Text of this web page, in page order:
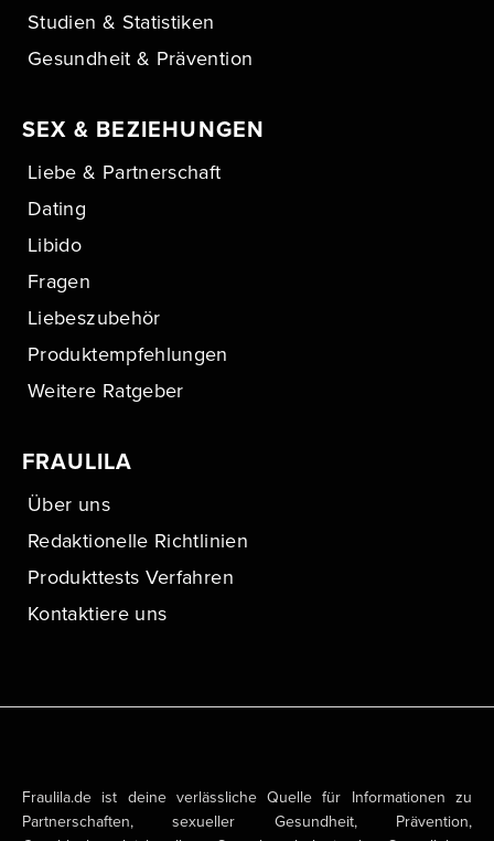
Studien & Statistiken
Gesundheit & Prävention
SEX & BEZIEHUNGEN
Liebe & Partnerschaft
Dating
Libido
Fragen
Liebeszubehör
Produktempfehlungen
Weitere Ratgeber
FRAULILA
Über uns
Redaktionelle Richtlinien
Produkttests Verfahren
Kontaktiere uns
Fraulila.de ist deine verlässliche Quelle für Informationen zu
Partnerschaften, sexueller Gesundheit, Prävention,